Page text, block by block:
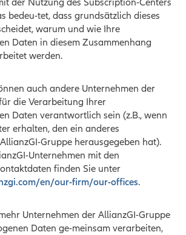
der Nutzung des Subscription-Centers
bedeu-tet, dass grundsätzlich dieses
warum und wie Ihre
Daten in diesem Zusammenhang
werden.
auch andere Unternehmen der
die Verarbeitung Ihrer
Daten verantwortlich sein (z.B., wenn
erhalten, den ein anderes
Gruppe herausgegeben hat).
Unternehmen mit den
finden Sie unter
en/our-firm/our-offices.
Unternehmen der AllianzGI-Gruppe
Daten ge-meinsam verarbeiten,